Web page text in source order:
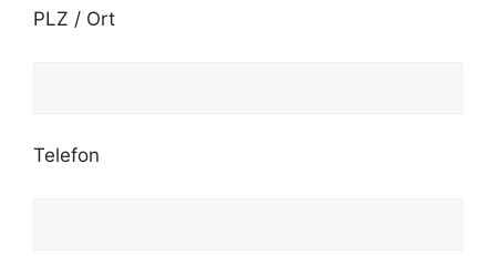
PLZ / Ort
Telefon